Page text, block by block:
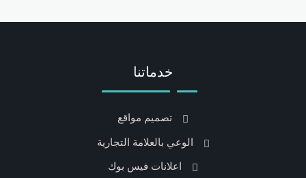
خدماتنا
تصميم مواقع
الوعي بالعلامة التجارية
اعلانات فيس بوك